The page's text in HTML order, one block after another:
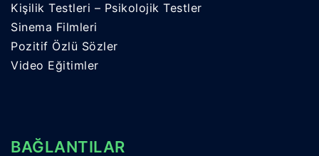
Kişilik Testleri – Psikolojik Testler
Sinema Filmleri
Pozitif Özlü Sözler
Video Eğitimler
BAĞLANTILAR